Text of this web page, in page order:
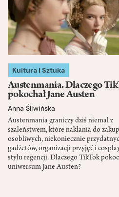
Kultura i Sztuka
Austenmania. Dlaczego
pokochał Jane Austen
Anna Śliwińska
Austenmania graniczy dziś niemal z
szaleństwem, które nakłania do
osobliwych, niekoniecznie
gadżetów, organizacji przyjęć i
stylu regencji. Dlaczego TikTok
uniwersum Jane Austen?